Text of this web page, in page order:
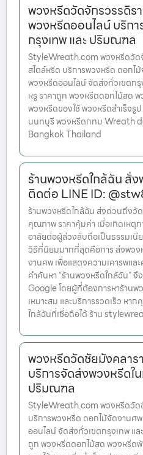
พวงหรีดวัดจักรวรรดิร
พวงหรีดออนไลน์ บริก
กรุงเทพ และ ปริมณฑล
StyleWreath.com พวงหรีดวัด
สไตล์หรีด บริการพวงหรีด ดอกไ
พวงหรีดออนไลน์ จัดส่งทั่วเขตก
หรู ราคาถูก พวงหรีดดอกไม้สด
พวงหรีดของใช้ พวงหรีดสำเร็จ
นนทบุรี พวงหรีดกทม Wreath
Bangkok Thailand
ร้านพวงหรีดใกล้ฉัน สั่
ติดต่อ LINE ID:
ร้านพวงหรีดใกล้ฉัน ส่งด่วนถึงวั
คุณภาพ ราคาคุ้มค่า เมื่อเกิดเห
อาลัยต่อผู้ล่วงลับถือเป็นธรรมเ
วิธีที่นิยมมากที่สุดคือการ ส่งพว
งานศพ เพื่อแสดงความเคารพแล
คำค้นหา “ร้านพวงหรีดใกล้ฉัน”
Google โดยผู้ที่ต้องการหาร้านพ
เหมาะสม และบริการรวดเร็ว ห
ใกล้ฉันที่เชื่อถือได้ ร้าน
พวงหรีดวัดชัยมังคลา
บริการจัดส่งพวงหรีดใ
ปริมณฑล
StyleWreath.com พวงหรีดวัด
บริการพวงหรีด ดอกไม้จัดงานศ
ออนไลน์ จัดส่งทั่วเขตกรุงเทพ แ
ถูก พวงหรีดดอกไม้สด พวงหรีด